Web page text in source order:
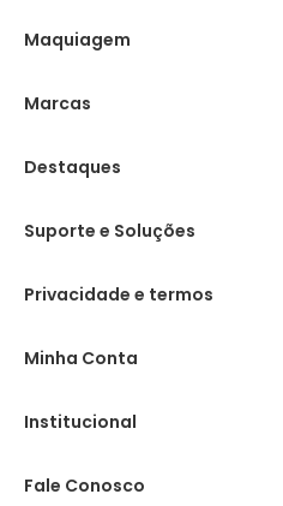
Maquiagem
Marcas
Destaques
Suporte e Soluções
Privacidade e termos
Minha Conta
Institucional
Fale Conosco